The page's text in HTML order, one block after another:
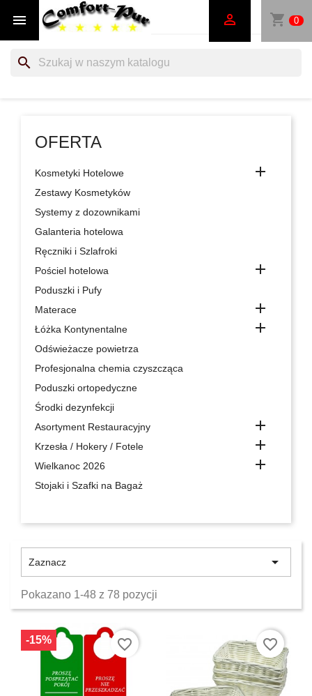
 shopping_cart 0

search
OFERTA
Kosmetyki Hotelowe 
Zestawy Kosmetyków
Systemy z dozownikami
Galanteria hotelowa
Ręczniki i Szlafroki
Pościel hotelowa

Poduszki i Pufy
Materace

Łóżka Kontynentalne 
Odświeżacze powietrza
Profesjonalna chemia czyszcząca
Poduszki ortopedyczne
Środki dezynfekcji
Asortyment Restauracyjny

Krzesła / Hokery / Fotele 
Wielkanoc 2026 
Stojaki i Szafki na Bagaż
Zaznacz 
Pokazano 1-48 z 78 pozycji
-15% favorite_border favorite_border